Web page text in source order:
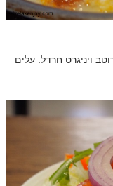
ויניגרט חרדל. עלים